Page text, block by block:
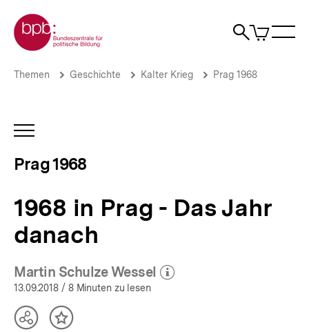
zum
Seiteninhalt
springen
Zur Startseite der bpb
Suche
Artikel
im
1968
Das
Jahr
bpb.de
Brotkrümelnavigation
Pfadnavigation
Themen Geschichte Kalter Krieg Prag 1968
INHALTSNAVIGATION
Prag 1968
1968 in Prag - Das Jahr
danach
Martin Schulze Wessel
(Mehr zum Autor)
13.09.2018 / 8 Minuten zu lesen
TeilenInhalt